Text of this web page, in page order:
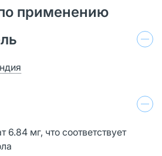
применению
6.84 мг, что соответствует